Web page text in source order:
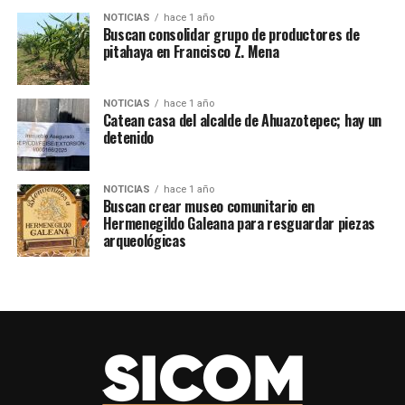
municipal, cuando ha logrado enviarla a Monterrey —
descontando gastos de traslado, empaque y selección—
el precio por kilo llega a los 80 pesos. En contraste, el
precio de la naranja varía entre 7 y 20 pesos por kilo,
dependiendo de la temporada y las condiciones del
mercado.
TEMAS RELACIONADOS #FREANCISCO Z. MENA
SIGUE CON
Incendio forestal en límites de Chilchotla y Quimixtlán
registra 90% de control
NOTICIAS hace 1 año
Buscan consolidar grupo de productores de
pitahaya en Francisco Z. Mena
NOTICIAS hace 1 año
Catean casa del alcalde de Ahuazotepec; hay un
detenido
NOTICIAS hace 1 año
Buscan crear museo comunitario en
Hermenegildo Galeana para resguardar piezas
arqueológicas